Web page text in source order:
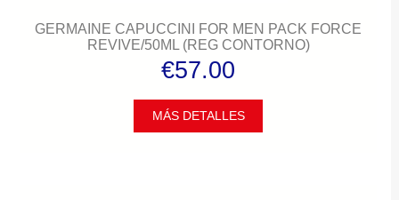
GERMAINE CAPUCCINI FOR MEN PACK FORCE
REVIVE/50ML (REG CONTORNO)
€57.00
MÁS DETALLES